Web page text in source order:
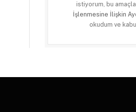
istiyorum, bu amaçla
İşlenmesine İlişkin
okudum ve